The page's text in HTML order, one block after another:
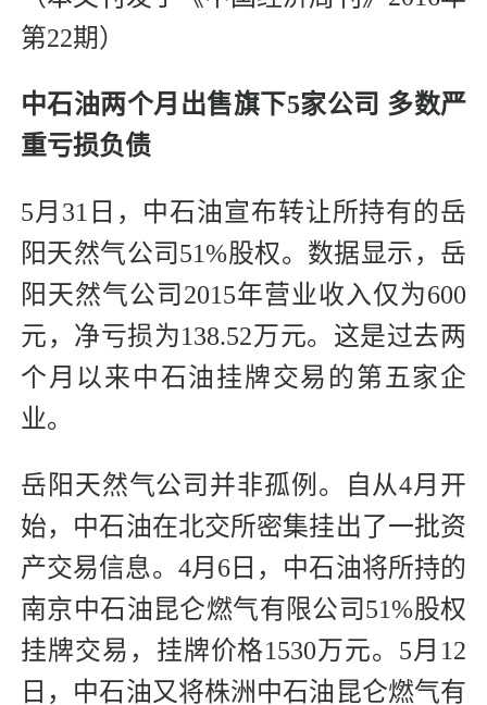
第22期）
中石油两个月出售旗下5家公司 多数严
重亏损负债
5月31日，中石油宣布转让所持有的岳
阳天然气公司51%股权。数据显示，岳
阳天然气公司2015年营业收入仅为600
元，净亏损为138.52万元。这是过去两
个月以来中石油挂牌交易的第五家企
业。
岳阳天然气公司并非孤例。自从4月开
始，中石油在北交所密集挂出了一批资
产交易信息。4月6日，中石油将所持的
南京中石油昆仑燃气有限公司51%股权
挂牌交易，挂牌价格1530万元。5月12
日，中石油又将株洲中石油昆仑燃气有